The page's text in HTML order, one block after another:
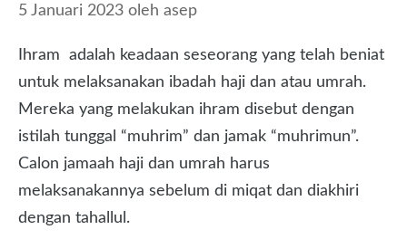
5 Januari 2023 oleh asep
Ihram adalah keadaan seseorang yang telah beniat
untuk melaksanakan ibadah haji dan atau umrah.
Mereka yang melakukan ihram disebut dengan
istilah tunggal “muhrim” dan jamak “muhrimun”.
Calon jamaah haji dan umrah harus
melaksanakannya sebelum di miqat dan diakhiri
dengan tahallul.